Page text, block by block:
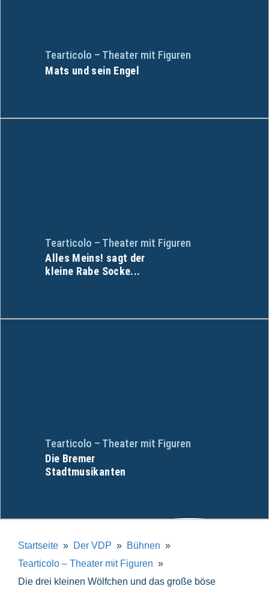
Tearticolo – Theater mit Figuren
Mats und sein Engel
Tearticolo – Theater mit Figuren
Alles Meins! sagt der
kleine Rabe Socke...
Tearticolo – Theater mit Figuren
Die Bremer
Stadtmusikanten
Startseite Der VDP
Bühnen
Tearticolo – Theater mit Figuren
Die drei kleinen Wölfchen und das große böse